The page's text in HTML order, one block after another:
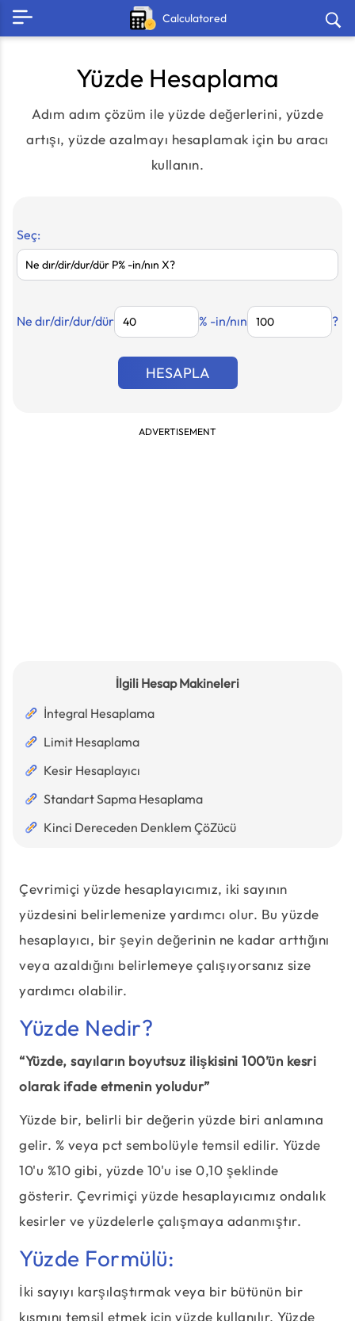
Calculatored
Yüzde Hesaplama
Adım adım çözüm ile yüzde değerlerini, yüzde
artışı, yüzde azalmayı hesaplamak için bu aracı
kullanın.
Seç:
Ne dır/dir/dur/dür % -in/nın ?
HESAPLA
ADVERTISEMENT
İlgili Hesap Makineleri
İntegral Hesaplama
Limit Hesaplama
Kesir Hesaplayıcı
Standart Sapma Hesaplama
Kinci Dereceden Denklem ÇöZücü
Çevrimiçi yüzde hesaplayıcımız, iki sayının
yüzdesini belirlemenize yardımcı olur. Bu yüzde
hesaplayıcı, bir şeyin değerinin ne kadar arttığını
veya azaldığını belirlemeye çalışıyorsanız size
yardımcı olabilir.
Yüzde Nedir?
“Yüzde, sayıların boyutsuz ilişkisini 100’ün kesri
olarak ifade etmenin yoludur”
Yüzde bir, belirli bir değerin yüzde biri anlamına
gelir. % veya pct sembolüyle temsil edilir. Yüzde
10'u %10 gibi, yüzde 10'u ise 0,10 şeklinde
gösterir. Çevrimiçi yüzde hesaplayıcımız ondalık
kesirler ve yüzdelerle çalışmaya adanmıştır.
Yüzde Formülü:
İki sayıyı karşılaştırmak veya bir bütünün bir
kısmını temsil etmek için yüzde kullanılır. Yüzde